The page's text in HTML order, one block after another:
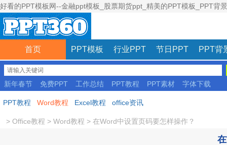
好看的PPT模板网--金融ppt模板_股票期货ppt_精美的PPT模板_PPT背
首页 PPT模板 行业PPT 节日PPT PPT背
新年春节 免费PPT 工作总结 PPT教程 PPT素材
字体下载
PPT教程
Word教程 Excel教程 office资讯
> Office教程 > Word教程 > 在Word中设置页码要怎样操作？